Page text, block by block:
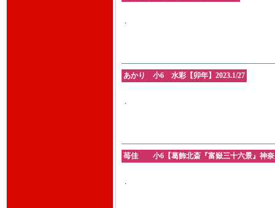
.
あかり 小6 水彩【卯年】2023.1/27
.
苺佳 小6【葛飾北斎『富嶽三十六景』神奈
.